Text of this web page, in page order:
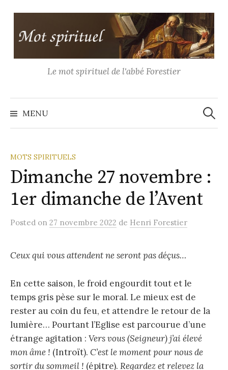
contenu
Le mot spirituel de l'abbé Forestier
MENU
MOTS SPIRITUELS
Dimanche 27 novembre :
1er dimanche de l’Avent
Posted on 27 novembre 2022 de Henri Forestier
Ceux qui vous attendent ne seront pas déçus…
En cette saison, le froid engourdit tout et le
temps gris pèse sur le moral. Le mieux est de
rester au coin du feu, et attendre le retour de la
lumière… Pourtant l’Eglise est parcourue d’une
étrange agitation : Vers vous (Seigneur) j’ai élevé
mon âme ! (Introït). C’est le moment pour nous de
sortir du sommeil ! (épitre). Regardez et relevez la